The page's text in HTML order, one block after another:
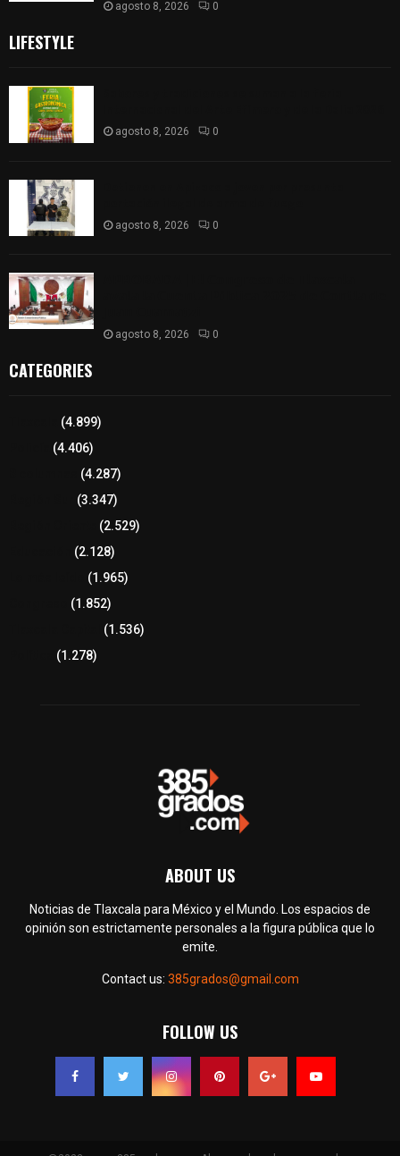
agosto 8, 2026 0
LIFESTYLE
agosto 8, 2026 0
agosto 8, 2026 0
agosto 8, 2026 0
CATEGORIES
(4.899)
(4.406)
(4.287)
(3.347)
(2.529)
(2.128)
(1.965)
(1.852)
(1.536)
(1.278)
ABOUT US
Noticias de Tlaxcala para México y el Mundo. Los espacios de
opinión son estrictamente personales a la figura pública que lo
emite.
Contact us: 385grados@gmail.com
FOLLOW US